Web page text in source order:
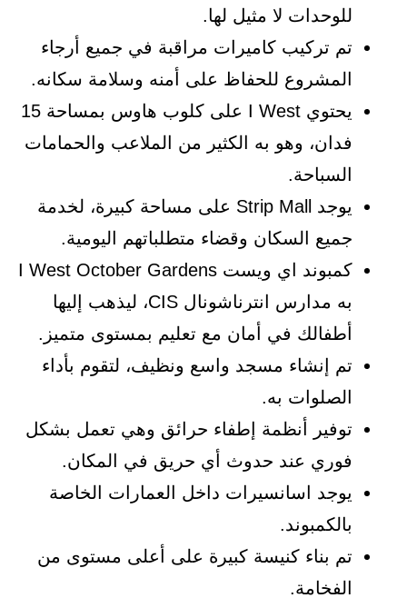
للوحدات لا مثيل لها.
تم تركيب كاميرات مراقبة في جميع أرجاء
المشروع للحفاظ على أمنه وسلامة سكانه.
يحتوي I West على كلوب هاوس بمساحة 15
فدان، وهو به الكثير من الملاعب والحمامات
السباحة.
يوجد Strip Mall على مساحة كبيرة، لخدمة
جميع السكان وقضاء متطلباتهم اليومية.
كمبوند اي ويست I West October Gardens
به مدارس انترناشونال CIS، ليذهب إليها
أطفالك في أمان مع تعليم بمستوى متميز.
تم إنشاء مسجد واسع ونظيف، لتقوم بأداء
الصلوات به.
توفير أنظمة إطفاء حرائق وهي تعمل بشكل
فوري عند حدوث أي حريق في المكان.
يوجد اسانسيرات داخل العمارات الخاصة
بالكمبوند.
تم بناء كنيسة كبيرة على أعلى مستوى من
الفخامة.